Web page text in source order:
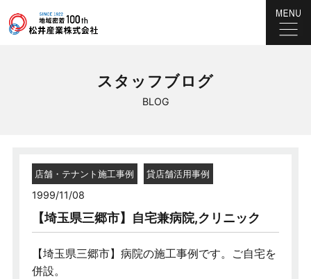
BLOG
スタッフブログ
店舗・テナント施工事例 貸店舗活用事例
1999/11/08
【埼玉県三郷市】自宅兼病院,クリニック
【埼玉県三郷市】病院の施工事例です。ご自宅を
併設。